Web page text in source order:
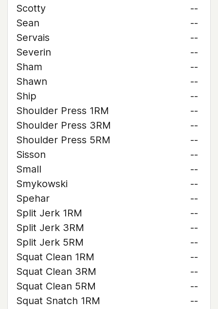
Scotty
--
Sean
--
Servais
--
Severin
--
Sham
--
Shawn
--
Ship
--
Shoulder Press 1RM
--
Shoulder Press 3RM
--
Shoulder Press 5RM
--
Sisson
--
Small
--
Smykowski
--
Spehar
--
Split Jerk 1RM
--
Split Jerk 3RM
--
Split Jerk 5RM
--
Squat Clean 1RM
--
Squat Clean 3RM
--
Squat Clean 5RM
--
Squat Snatch 1RM
--